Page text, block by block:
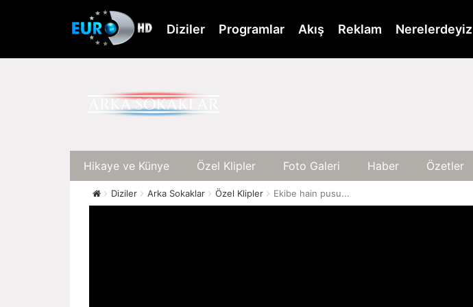
Diziler Programlar Akış Reklam Nerelerdeyiz
Hikaye ve Künye Özel Klipler Foto Galeri Haber Özetler
Diziler Arka Sokaklar Özel Klipler Ekibe hain pusu...